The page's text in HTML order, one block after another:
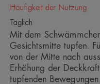
EIN PAAR
Häufigkeit der Nutzung
Täglich
Mit dem
Gesichtsmitte tupfen.
von der Mitte nach
Erhöhung der
tupfenden